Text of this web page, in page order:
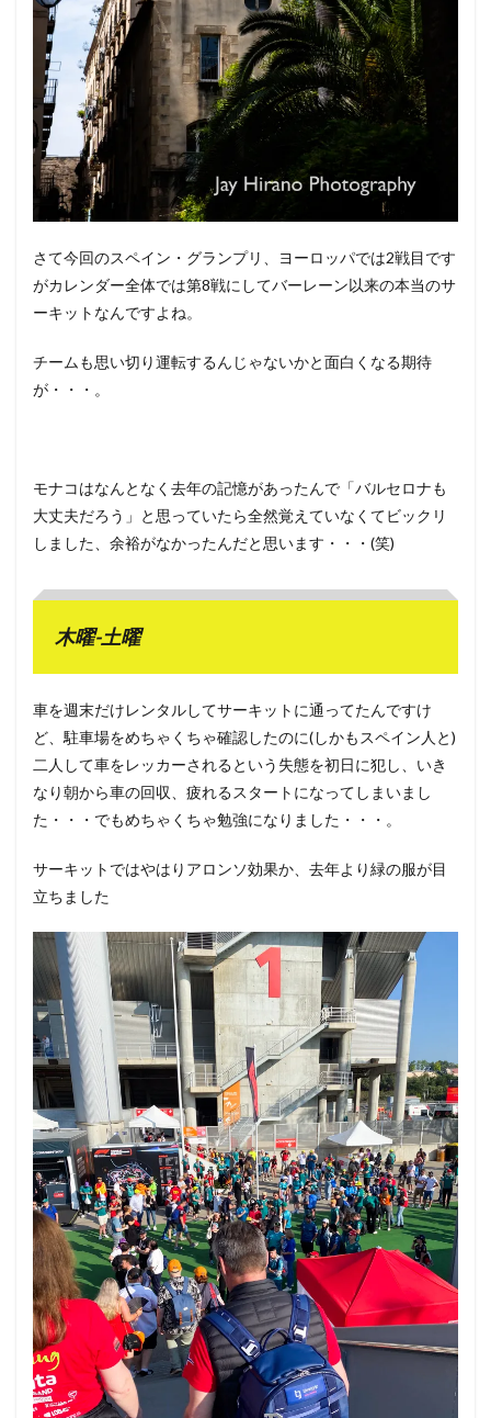
さて今回のスペイン・グランプリ、ヨーロッパでは2戦目です
がカレンダー全体では第8戦にしてバーレーン以来の本当のサ
ーキットなんですよね。
チームも思い切り運転するんじゃないかと面白くなる期待
が・・・。
モナコはなんとなく去年の記憶があったんで「バルセロナも
大丈夫だろう」と思っていたら全然覚えていなくてビックリ
しました、余裕がなかったんだと思います・・・(笑)
木曜-土曜
車を週末だけレンタルしてサーキットに通ってたんですけ
ど、駐車場をめちゃくちゃ確認したのに(しかもスペイン人と)
二人して車をレッカーされるという失態を初日に犯し、いき
なり朝から車の回収、疲れるスタートになってしまいまし
た・・・でもめちゃくちゃ勉強になりました・・・。
サーキットではやはりアロンソ効果か、去年より緑の服が目
立ちました